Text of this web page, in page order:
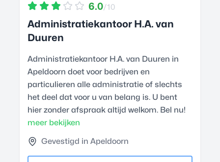
6.0/10
Administratiekantoor H.A. van
Duuren
Administratiekantoor H.A. van Duuren in
Apeldoorn doet voor bedrijven en
particulieren alle administratie of slechts
het deel dat voor u van belang is. U bent
hier zonder afspraak altijd welkom. Bel nu!
meer bekijken
Gevestigd in Apeldoorn